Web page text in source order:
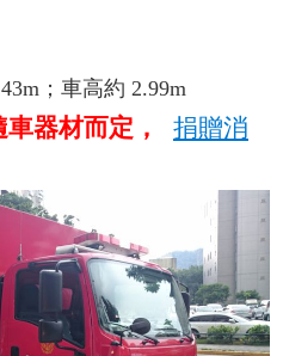
； 車高約 2.99m
器材而定，
捐贈消